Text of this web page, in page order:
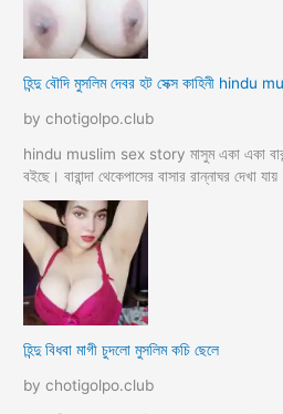
হিন্দু বৌদি মুসলিম দেবর হট সেক্স কাহিনী
by chotigolpo.club
hindu muslim sex story মাসুম একা একা
বইছে। বারান্দা থেকেপাসের বাসার রান্নাঘর দেখা
হিন্দু বিধবা মাগী চুদলো মুসলিম কচি ছেলে
by chotigolpo.club